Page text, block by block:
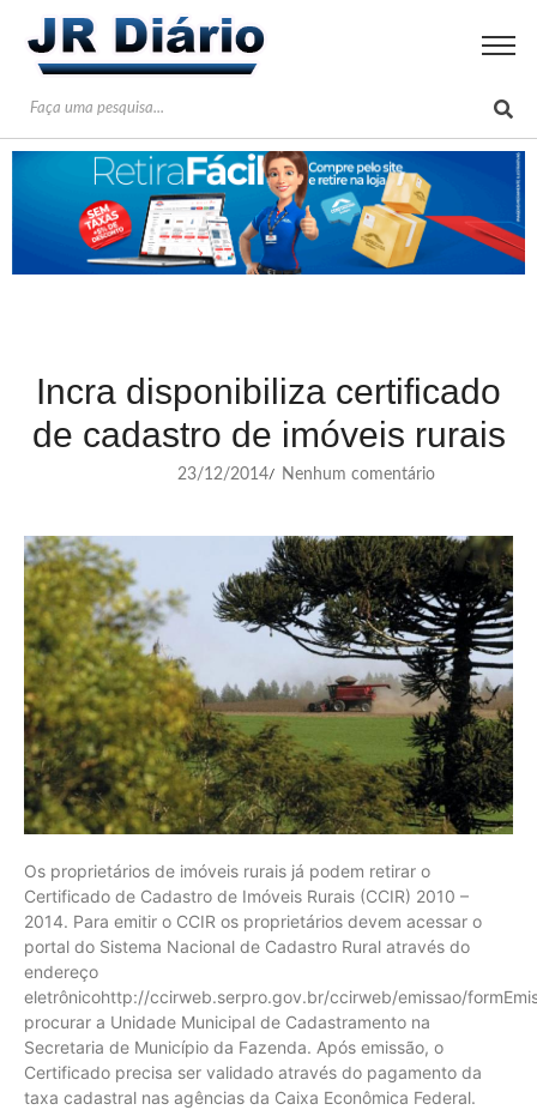
Incra disponibiliza certificado
de cadastro de imóveis rurais
23/12/2014/ Nenhum comentário
Os proprietários de imóveis rurais já podem retirar o
Certificado de Cadastro de Imóveis Rurais (CCIR) 2010 –
2014. Para emitir o CCIR os proprietários devem acessar o
portal do Sistema Nacional de Cadastro Rural através do
endereço
eletrônicohttp://ccirweb.serpro.gov.br/ccirweb/emissao/
procurar a Unidade Municipal de Cadastramento na
Secretaria de Município da Fazenda. Após emissão, o
Certificado precisa ser validado através do pagamento da
taxa cadastral nas agências da Caixa Econômica Federal.